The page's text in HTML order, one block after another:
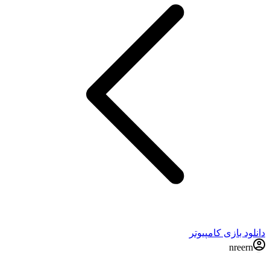
بازی کامپیوتر
nreern